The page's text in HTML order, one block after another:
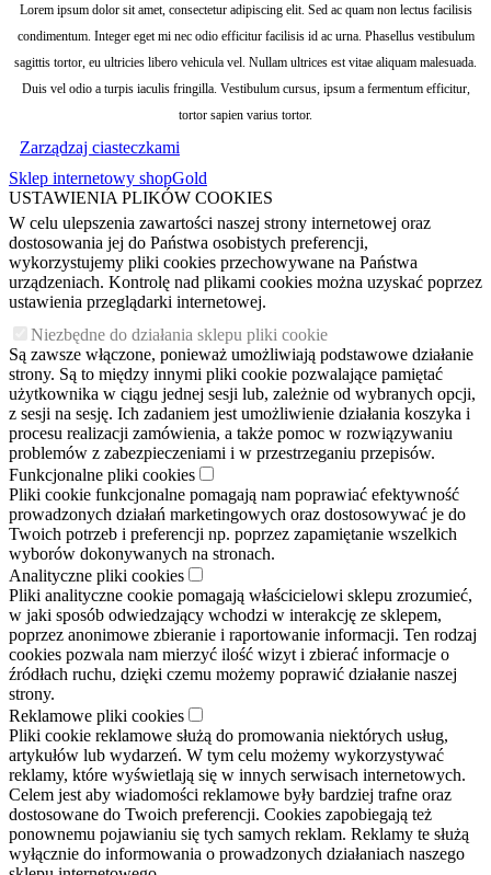
Lorem ipsum dolor sit amet, consectetur adipiscing elit. Sed ac quam non lectus facilisis
condimentum. Integer eget mi nec odio efficitur facilisis id ac urna. Phasellus vestibulum
sagittis tortor, eu ultricies libero vehicula vel. Nullam ultrices est vitae aliquam malesuada.
Duis vel odio a turpis iaculis fringilla. Vestibulum cursus, ipsum a fermentum efficitur,
tortor sapien varius tortor.
Zarządzaj ciasteczkami
Sklep internetowy shopGold
USTAWIENIA PLIKÓW COOKIES
W celu ulepszenia zawartości naszej strony internetowej oraz
dostosowania jej do Państwa osobistych preferencji,
wykorzystujemy pliki cookies przechowywane na Państwa
urządzeniach. Kontrolę nad plikami cookies można uzyskać poprzez
ustawienia przeglądarki internetowej.
Niezbędne do działania sklepu pliki cookie
Są zawsze włączone, ponieważ umożliwiają podstawowe działanie
strony. Są to między innymi pliki cookie pozwalające pamiętać
użytkownika w ciągu jednej sesji lub, zależnie od wybranych opcji,
z sesji na sesję. Ich zadaniem jest umożliwienie działania koszyka i
procesu realizacji zamówienia, a także pomoc w rozwiązywaniu
problemów z zabezpieczeniami i w przestrzeganiu przepisów.
Funkcjonalne pliki cookies
Pliki cookie funkcjonalne pomagają nam poprawiać efektywność
prowadzonych działań marketingowych oraz dostosowywać je do
Twoich potrzeb i preferencji np. poprzez zapamiętanie wszelkich
wyborów dokonywanych na stronach.
Analityczne pliki cookies
Pliki analityczne cookie pomagają właścicielowi sklepu zrozumieć,
w jaki sposób odwiedzający wchodzi w interakcję ze sklepem,
poprzez anonimowe zbieranie i raportowanie informacji. Ten rodzaj
cookies pozwala nam mierzyć ilość wizyt i zbierać informacje o
źródłach ruchu, dzięki czemu możemy poprawić działanie naszej
strony.
Reklamowe pliki cookies
Pliki cookie reklamowe służą do promowania niektórych usług,
artykułów lub wydarzeń. W tym celu możemy wykorzystywać
reklamy, które wyświetlają się w innych serwisach internetowych.
Celem jest aby wiadomości reklamowe były bardziej trafne oraz
dostosowane do Twoich preferencji. Cookies zapobiegają też
ponownemu pojawianiu się tych samych reklam. Reklamy te służą
wyłącznie do informowania o prowadzonych działaniach naszego